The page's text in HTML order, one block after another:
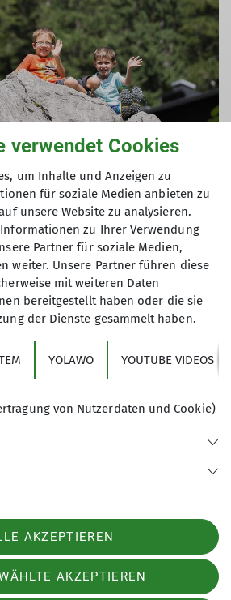
am besten stets im Blick. Foto:
verwendet Cookies
um Inhalte und Anzeigen zu
für soziale Medien anbieten zu
unsere Website zu analysieren.
zu Ihrer Verwendung
Partner für soziale Medien,
weiter. Unsere Partner führen diese
mit weiteren Daten
bereitgestellt haben oder die sie
der Dienste gesammelt haben.
YOLAWO YOUTUBE VIDEOS
von Nutzerdaten und Cookie)
AKZEPTIEREN
AKZEPTIEREN